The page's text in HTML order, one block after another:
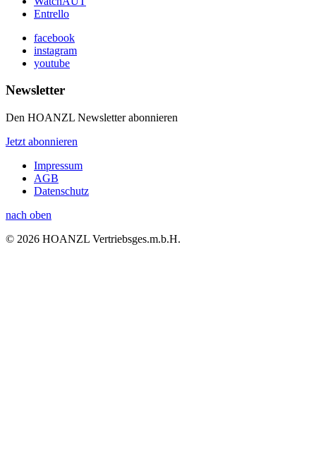
Entrello
facebook
instagram
youtube
Newsletter
Den HOANZL Newsletter abonnieren
Jetzt abonnieren
Impressum
AGB
Datenschutz
nach oben
© 2026 HOANZL Vertriebsges.m.b.H.